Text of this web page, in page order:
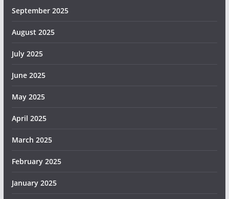
September 2025
August 2025
July 2025
June 2025
May 2025
April 2025
March 2025
February 2025
January 2025